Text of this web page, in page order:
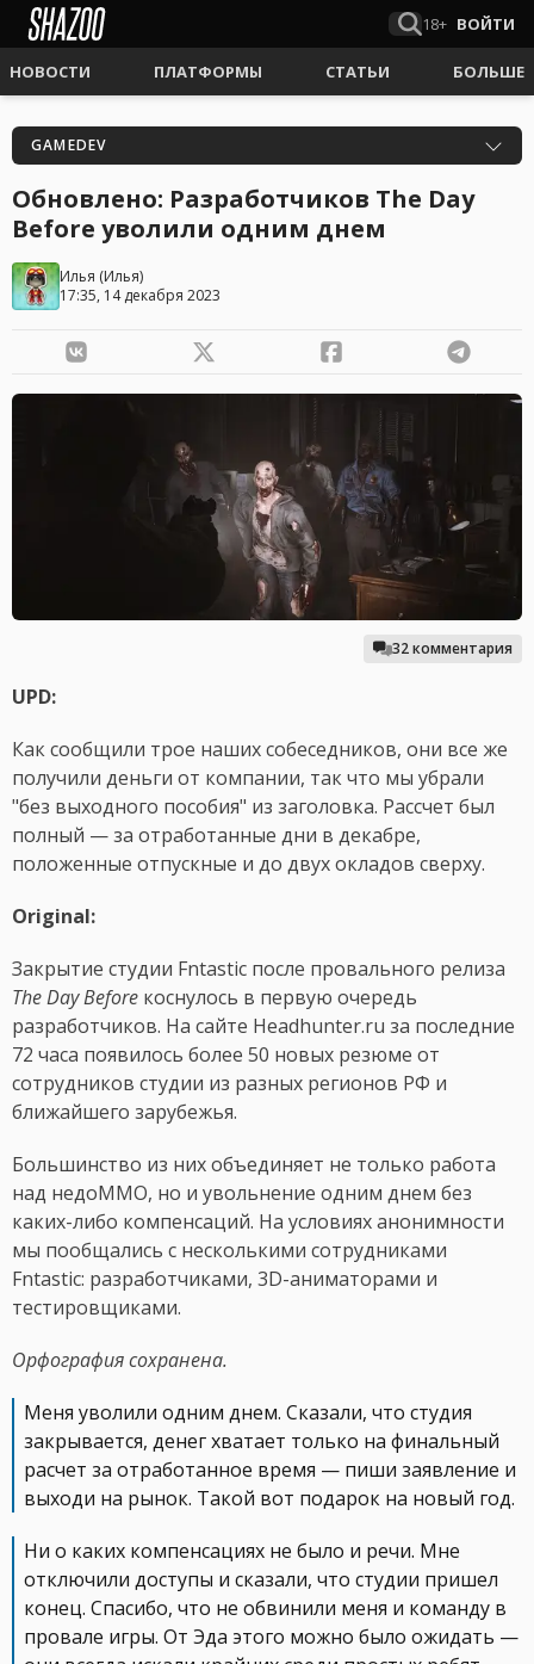
18+ ВОЙТИ
НОВОСТИ ПЛАТФОРМЫ СТАТЬИ БОЛЬШЕ
GAMEDEV
Обновлено: Разработчиков The Day
Before уволили одним днем
Илья (Илья)
17:35, 14 декабря 2023
32 комментария
UPD:
Как сообщили трое наших собеседников, они все же
получили деньги от компании, так что мы убрали
"без выходного пособия" из заголовка. Рассчет был
полный — за отработанные дни в декабре,
положенные отпускные и до двух окладов сверху.
Original:
Закрытие студии Fntastic после провального релиза
The Day Before коснулось в первую очередь
разработчиков. На сайте Headhunter.ru за последние
72 часа появилось более 50 новых резюме от
сотрудников студии из разных регионов РФ и
ближайшего зарубежья.
Большинство из них объединяет не только работа
над недоММО, но и увольнение одним днем без
каких-либо компенсаций. На условиях анонимности
мы пообщались с несколькими сотрудниками
Fntastic: разработчиками, 3D-аниматорами и
тестировщиками.
Орфография сохранена.
Меня уволили одним днем. Сказали, что студия
закрывается, денег хватает только на финальный
расчет за отработанное время — пиши заявление и
выходи на рынок. Такой вот подарок на новый год.
Ни о каких компенсациях не было и речи. Мне
отключили доступы и сказали, что студии пришел
конец. Спасибо, что не обвинили меня и команду в
провале игры. От Эда этого можно было ожидать —